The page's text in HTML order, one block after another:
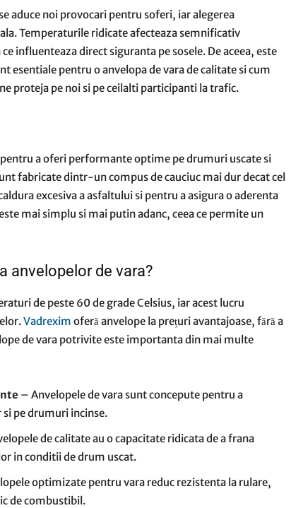
aduce noi provocari pentru soferi, iar alegerea
Temperaturile ridicate afecteaza semnificativ
influenteaza direct siguranta pe sosele. De aceea, este
esentiale pentru o anvelopa de vara de calitate si cum
proteja pe noi si pe ceilalti participanti la trafic.
a oferi performante optime pe drumuri uscate si
fabricate dintr-un compus de cauciuc mai dur decat cel
excesiva a asfaltului si pentru a asigura o aderenta
mai simplu si mai putin adanc, ceea ce permite un
anvelopelor de vara?
de peste 60 de grade Celsius, iar acest lucru
Vadrexim oferă anvelope la prețuri avantajoase, fără a
de vara potrivite este importanta din mai multe
– Anvelopele de vara sunt concepute pentru a
pe drumuri incinse.
de calitate au o capacitate ridicata de a frana
in conditii de drum uscat.
optimizate pentru vara reduc rezistenta la rulare,
de combustibil.